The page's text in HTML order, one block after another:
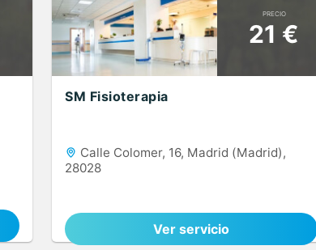
PRECIO
21 €
SM Fisioterapia
Calle Colomer, 16, Madrid (Madrid),
28028
Ver servicio